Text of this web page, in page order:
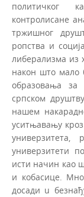
политичког
контролисане
тржишног
ропства и
ли­берализма из
након што мало
образовања за
српском
нашем
уситњавању
универзитета,
универзитети
исти начин као
и кобасице.
досади u